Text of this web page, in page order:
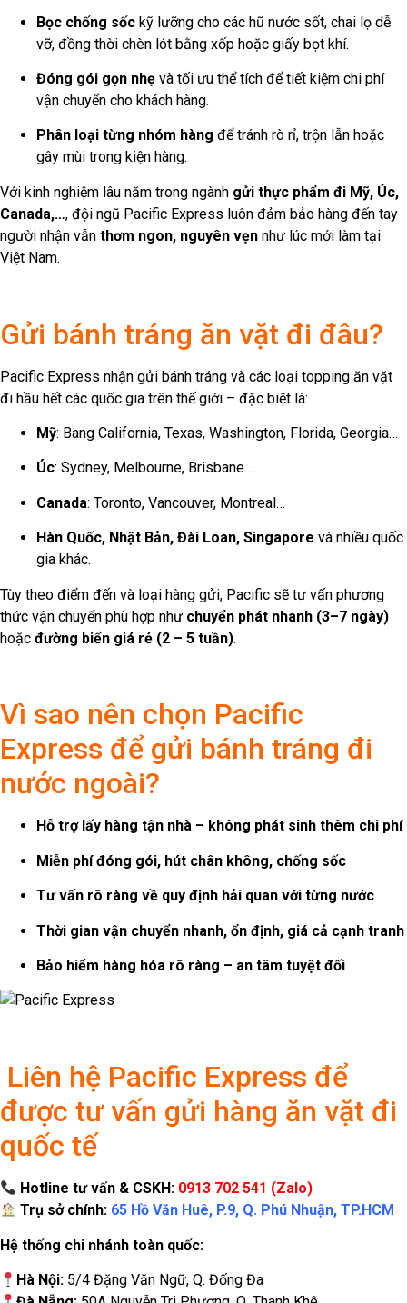
Bọc chống sốc kỹ lưỡng cho các hũ nước sốt, chai lọ dễ
vỡ, đồng thời chèn lót bằng xốp hoặc giấy bọt khí.
Đóng gói gọn nhẹ và tối ưu thể tích để tiết kiệm chi phí
vận chuyển cho khách hàng.
Phân loại từng nhóm hàng để tránh rò rỉ, trộn lẫn hoặc
gây mùi trong kiện hàng.
Với kinh nghiệm lâu năm trong ngành gửi thực phẩm đi Mỹ, Úc,
Canada,…, đội ngũ Pacific Express luôn đảm bảo hàng đến tay
người nhận vẫn thơm ngon, nguyên vẹn như lúc mới làm tại
Việt Nam.
Gửi bánh tráng ăn vặt đi đâu?
Pacific Express nhận gửi bánh tráng và các loại topping ăn vặt
đi hầu hết các quốc gia trên thế giới – đặc biệt là:
Mỹ: Bang California, Texas, Washington, Florida, Georgia…
Úc: Sydney, Melbourne, Brisbane…
Canada: Toronto, Vancouver, Montreal…
Hàn Quốc, Nhật Bản, Đài Loan, Singapore và nhiều quốc
gia khác.
Tùy theo điểm đến và loại hàng gửi, Pacific sẽ tư vấn phương
thức vận chuyển phù hợp như chuyển phát nhanh (3–7 ngày)
hoặc đường biển giá rẻ (2 – 5 tuần).
Vì sao nên chọn Pacific
Express để gửi bánh tráng đi
nước ngoài?
Hỗ trợ lấy hàng tận nhà – không phát sinh thêm chi phí
Miễn phí đóng gói, hút chân không, chống sốc
Tư vấn rõ ràng về quy định hải quan với từng nước
Thời gian vận chuyển nhanh, ổn định, giá cả cạnh tranh
Bảo hiểm hàng hóa rõ ràng – an tâm tuyệt đối
Liên hệ Pacific Express để
được tư vấn gửi hàng ăn vặt đi
quốc tế
Hotline tư vấn & CSKH: 0913 702 541 (Zalo)
Trụ sở chính: 65 Hồ Văn Huê, P.9, Q. Phú Nhuận, TP.HCM
Hệ thống chi nhánh toàn quốc:
Hà Nội: 5/4 Đặng Văn Ngữ, Q. Đống Đa